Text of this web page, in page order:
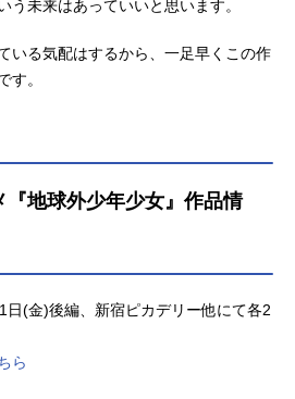
う未来はあっていいと思います。
いる気配はするから、一足早くこの作
す。
『地球外少年少女』作品情
(金)後編、新宿ピカデリー他にて各2
ら